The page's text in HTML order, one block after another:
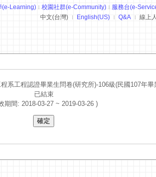
(e-Learning) 校園社群(e-Community) 服務台(e-
中文(台灣)
English(US) Q&A 線上
系工程認證畢業生問卷(研究所)-106級(民國107年畢
已結束
期間: 2018-03-27 ~ 2019-03-26 )